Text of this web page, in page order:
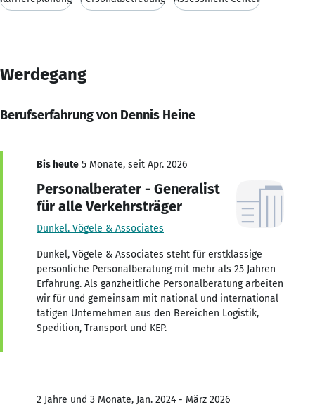
Werdegang
Berufserfahrung von Dennis Heine
Bis heute 5 Monate, seit Apr. 2026
Personalberater - Generalist
für alle Verkehrsträger
Dunkel, Vögele & Associates
Dunkel, Vögele & Associates steht für erstklassige
persönliche Personalberatung mit mehr als 25 Jahren
Erfahrung. Als ganzheitliche Personalberatung arbeiten
wir für und gemeinsam mit national und international
tätigen Unternehmen aus den Bereichen Logistik,
Spedition, Transport und KEP.
2 Jahre und 3 Monate, Jan. 2024 - März 2026